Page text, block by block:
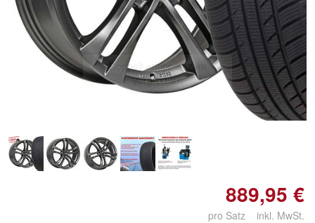
Doppelt antippen zum
vergrößern
889,95 €
pro Satz inkl. MwSt.